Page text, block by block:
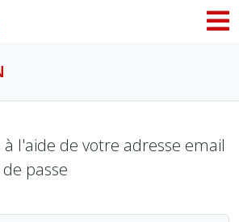
à l'aide de votre adresse email
passe
cookies